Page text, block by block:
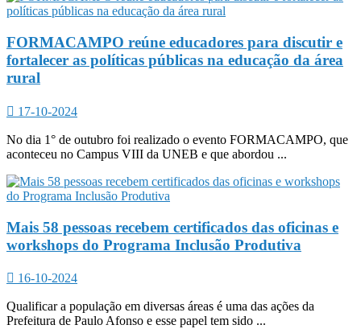
FORMACAMPO reúne educadores para discutir e
fortalecer as políticas públicas na educação da área
rural
17-10-2024
No dia 1° de outubro foi realizado o evento FORMACAMPO, que
aconteceu no Campus VIII da UNEB e que abordou ...
Mais 58 pessoas recebem certificados das oficinas e
workshops do Programa Inclusão Produtiva
16-10-2024
Qualificar a população em diversas áreas é uma das ações da
Prefeitura de Paulo Afonso e esse papel tem sido ...